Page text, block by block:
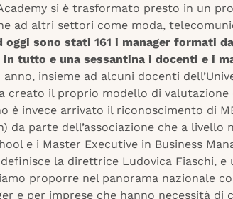
si è trasformato presto in un
ad altri settori come moda,
oggi sono stati 161 i manager formati
tutto e una sessantina i docenti e i
anno, insieme ad alcuni docenti
creato il proprio modello di valutazione
è invece arrivato il riconoscimento di
da parte dell’associazione che a livello
e i Master Executive in Business
la direttrice Ludovica Fiaschi,
proporre nel panorama nazionale
e per imprese che hanno necessità di